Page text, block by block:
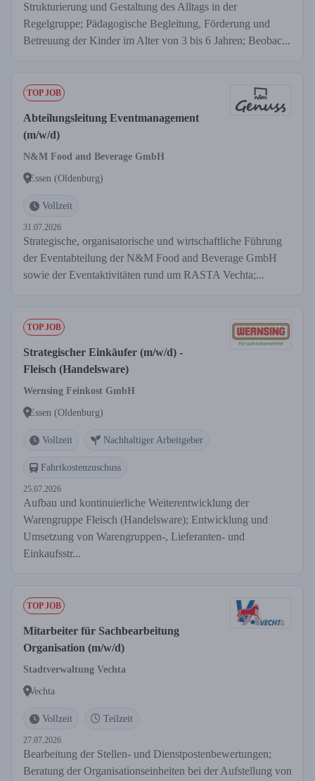
Strukturierung und Gestaltung des Alltags in der
Regelgruppe; Pädagogische Begleitung, Förderung und
Betreuung der Kinder im Alter von 3 bis 6 Jahren; Beobac...
TOP JOB
Abteilungsleitung Eventmanagement
(m/w/d)
N&M Food and Beverage GmbH
Essen (Oldenburg)
Vollzeit
31.07.2026
Strategische, organisatorische und wirtschaftliche Führung
der Eventabteilung der N&M Food and Beverage GmbH
sowie der Eventaktivitäten rund um RASTA Vechta;...
TOP JOB
Strategischer Einkäufer (m/w/d) -
Fleisch (Handelsware)
Wernsing Feinkost GmbH
Essen (Oldenburg)
Vollzeit Nachhaltiger Arbeitgeber
Fahrtkostenzuschuss
25.07.2026
Aufbau und kontinuierliche Weiterentwicklung der
Warengruppe Fleisch (Handelsware); Entwicklung und
Umsetzung von Warengruppen-, Lieferanten- und
Einkaufsstr...
TOP JOB
Mitarbeiter für Sachbearbeitung
Organisation (m/w/d)
Stadtverwaltung Vechta
Vechta
Vollzeit Teilzeit
27.07.2026
Bearbeitung der Stellen- und Dienstpostenbewertungen;
Beratung der Organisationseinheiten bei der Aufstellung von